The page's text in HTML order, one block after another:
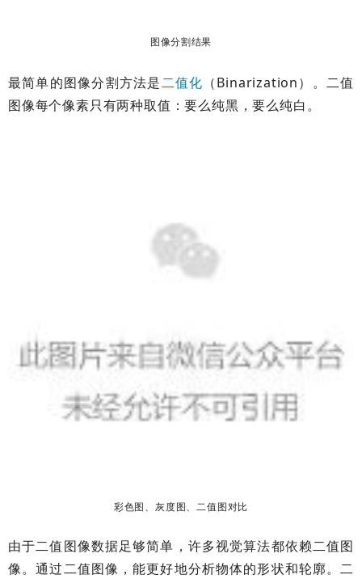
图像分割结果
最简单的图像分割方法是二值化 （Binarization）。二值
图像每个像素只有两种取值：要么纯黑，要么纯白。
彩色图、灰度图、二值图对比
由于二值图像数据足够简单，许多视觉算法都依赖二值图
像。通过二值图像，能更好地分析物体的形状和轮廓。二